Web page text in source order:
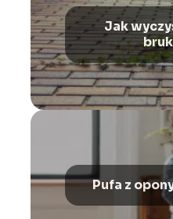
Jak
Pufa z